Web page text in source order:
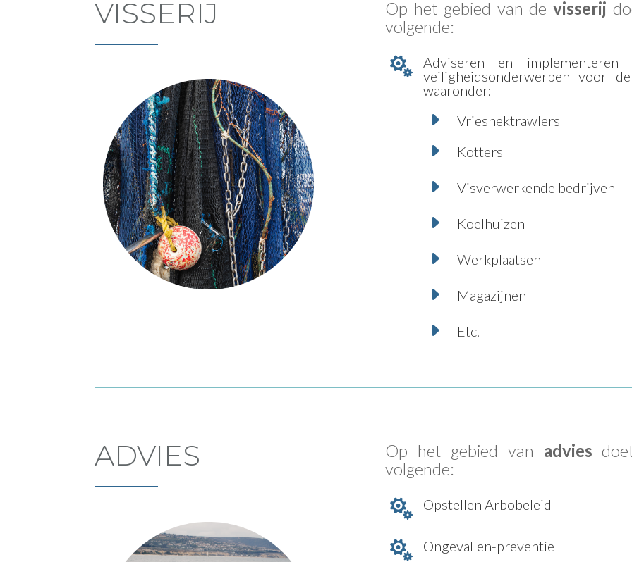
VISSERIJ Op het gebied van devisserij
volgende:

Adviseren en implementeren
veiligheidsonderwerpen voor
waaronder:
E Vrieshektrawlers
E Kotters
E Visverwerkende bedrijven
E Koelhuizen
E Werkplaatsen
E Magazijnen
E Etc.
ADVIES Op het gebied van advies
volgende:
 Opstellen Arbobeleid
 Ongevallen-preventie